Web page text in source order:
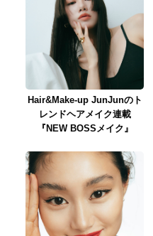
Hair&Make-up JunJunのト
レンドヘアメイク連載
『NEW BOSSメイク』